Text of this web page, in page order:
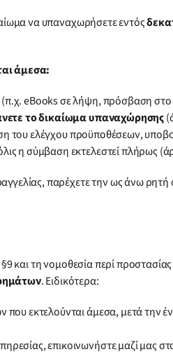
να υπαναχωρήσετε εντός
άμεσα:
(π.χ. eBooks σε λήψη, πρόσβαση
το δικαίωμα υπαναχώρησης
του ελέγχου προϋποθέσεων,
η σύμβαση εκτελεστεί πλήρως
παρέχετε την ως άνω
και τη νομοθεσία περί
. Ειδικότερα:
εκτελούνται άμεσα, μετά
επικοινωνήστε μαζί μας